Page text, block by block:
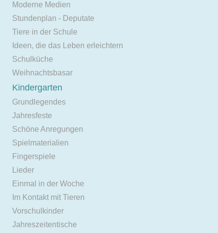
Moderne Medien
Stundenplan - Deputate
Tiere in der Schule
Ideen, die das Leben erleichtern
Schulküche
Weihnachtsbasar
Kindergarten
Grundlegendes
Jahresfeste
Schöne Anregungen
Spielmaterialien
Fingerspiele
Lieder
Einmal in der Woche
Im Kontakt mit Tieren
Vorschulkinder
Jahreszeitentische